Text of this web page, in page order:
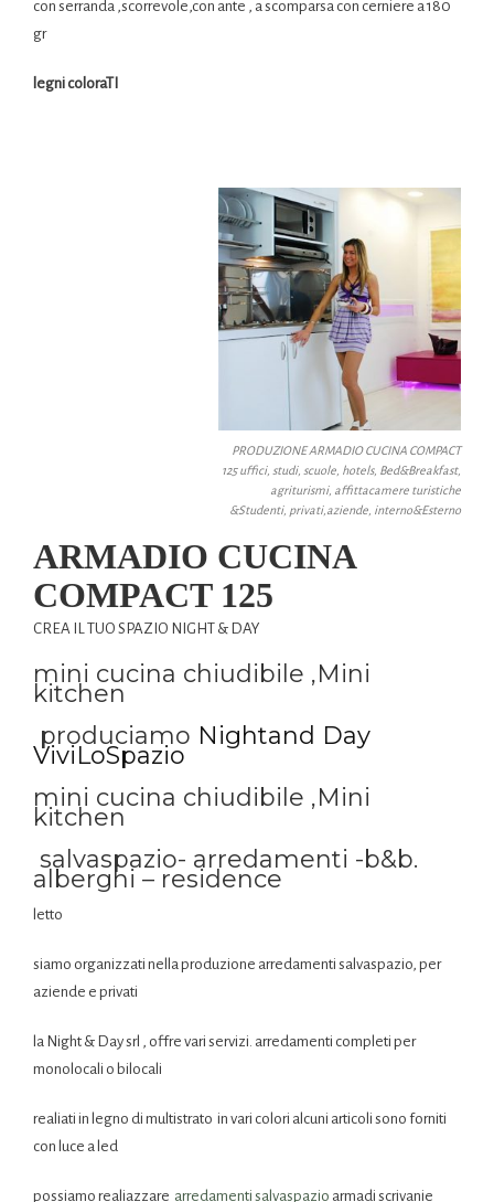
con serranda ,scorrevole,con ante , a scomparsa con cerniere a 180
gr
legni coloraTI
PRODUZIONE ARMADIO CUCINA COMPACT
125 uffici, studi, scuole, hotels, Bed&Breakfast,
agriturismi, affittacamere turistiche
&Studenti, privati,aziende, interno&Esterno
ARMADIO CUCINA
COMPACT 125
CREA IL TUO SPAZIO NIGHT & DAY
mini cucina chiudibile ,Mini
kitchen
produciamo Nightand Day
ViviLoSpazio
mini cucina chiudibile ,Mini
kitchen
salvaspazio- arredamenti -b&b.
alberghi – residence
letto
siamo organizzati nella produzione arredamenti salvaspazio, per
aziende e privati
la Night & Day srl , offre vari servizi. arredamenti completi per
monolocali o bilocali
realiati in legno di multistrato in vari colori alcuni articoli sono forniti
con luce a led
possiamo realiazzare arredamenti salvaspazio armadi scrivanie